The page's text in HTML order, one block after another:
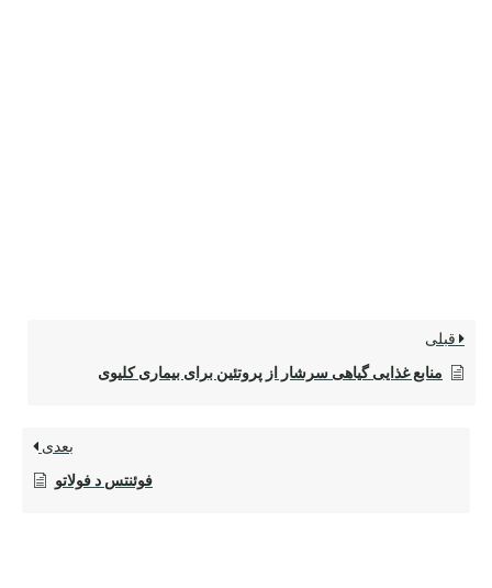
قبلی
منابع غذایی گیاهی سرشار از پروتئین برای بیماری کلیوی
بعدی
فوئنتس د فولاتو